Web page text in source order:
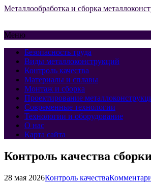
Металлообработка и сборка
Меню
Безопасность труда
Виды металлоконструкций
Контроль качества
Материалы и сплавы
Монтаж и сборка
Проектирование
Современные технологии
Технологии и оборудование
О нас
Карта сайта
Контроль качества
28 мая 2026Контроль качества